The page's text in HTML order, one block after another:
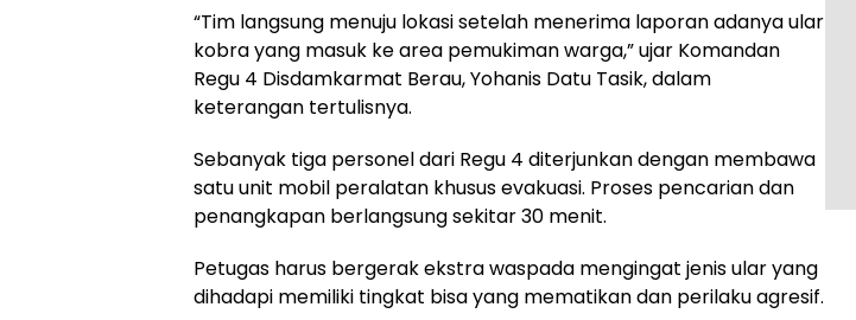
“Tim langsung menuju lokasi setelah menerima laporan adanya ular
kobra yang masuk ke area pemukiman warga,” ujar Komandan
Regu 4 Disdamkarmat Berau, Yohanis Datu Tasik, dalam
keterangan tertulisnya.
Sebanyak tiga personel dari Regu 4 diterjunkan dengan membawa
satu unit mobil peralatan khusus evakuasi. Proses pencarian dan
penangkapan berlangsung sekitar 30 menit.
Petugas harus bergerak ekstra waspada mengingat jenis ular yang
dihadapi memiliki tingkat bisa yang mematikan dan perilaku agresif.